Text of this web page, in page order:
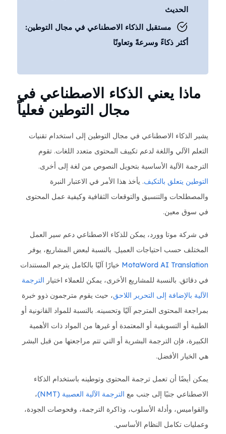
الحديث
مستقبل الذكاء الاصطناعي في مجال التوطين:
أكثر ذكاءً وسرعةً وتعاونًا
ماذا يعني الذكاء الاصطناعي في
مجال التوطين فعلياً
يشير الذكاء الاصطناعي في مجال التوطين إلى استخدام تقنيات
التعلم الآلي واللغة لدعم تكييف المحتوى متعدد اللغات. تقوم
الترجمة الآلية الأساسية بتحويل النصوص من لغة إلى أخرى.
التوطين يتعلق بالتكيف. يأخذ هذا الأمر في الاعتبار النبرة
والمصطلحات والتنسيق والتوقعات الثقافية وكيفية عمل المحتوى
في سوق معين.
في شركة موتا وورد، يمكن للذكاء الاصطناعي دعم سير العمل
المختلف حسب احتياجات العميل. بالنسبة لبعض المشاريع، يوفر
MotaWord AI Translation خيارًا آليًا بالكامل يترجم المستندات
في دقائق. بالنسبة للمشاريع الأخرى، يمكن للعملاء اختيار الترجمة
الآلية بالإضافة إلى التحرير اللاحق، حيث يقوم مترجمون ذوو خبرة
بمراجعة المحتوى المترجم آليًا وتحسينه. بالنسبة للمواد القانونية أو
الطبية أو التسويقية أو المعتمدة أو غيرها من المواد ذات الأهمية
الكبيرة، فإن الترجمة البشرية أو التي تتم مراجعتها من قبل البشر
هي الخيار الأفضل.
يمكن أيضًا أن تعمل ترجمة المحتوى وتوطينه باستخدام الذكاء
الاصطناعي جنبًا إلى جنب مع الترجمة الآلية العصبية (NMT)
،
والقواميس، وأدلة الأسلوب، وذاكرة الترجمة، وفحوصات الجودة،
وعمليات تكامل النظام الأساسي.